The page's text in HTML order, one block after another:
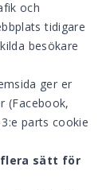
och
tidigare
besökare
ger er
(Facebook,
parts cookie
flera sätt för